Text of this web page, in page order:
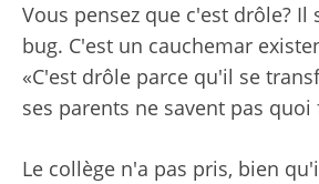
Vous pensez que c'est drôle? Il
bug. C'est un cauchemar
«C'est drôle parce qu'il se
ses parents ne savent pas quoi
Le collège n'a pas pris, bien